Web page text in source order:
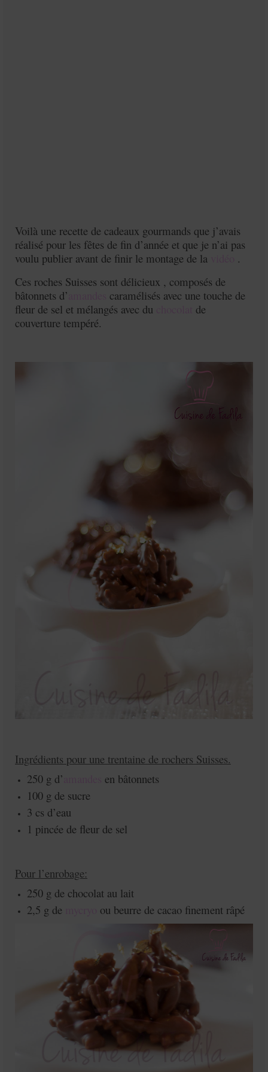
Voilà une recette de cadeaux gourmands que j’avais
réalisé pour les fêtes de fin d’année et que je n’ai pas
voulu publier avant de finir le montage de la
.
Ces roches Suisses sont délicieux , composés de
bâtonnets d’
caramélisés avec une touche de
fleur de sel et mélangés avec du
de
couverture tempéré.
Ingrédients pour une trentaine de rochers Suisses.
250 g d’
en bâtonnets
100 g de sucre
3 cs d’eau
1 pincée de fleur de sel
Pour l’enrobage:
250 g de chocolat au lait
2,5 g de
ou beurre de cacao finement râpé